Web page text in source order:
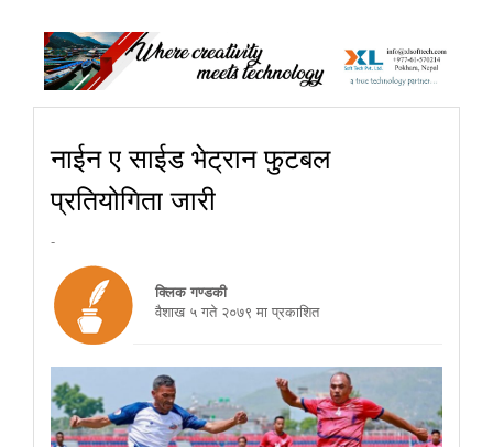
नाईन ए साईड भेट्रान फुटबल
प्रतियोगिता जारी
-
क्लिक गण्डकी
वैशाख ५ गते २०७९ मा प्रकाशित